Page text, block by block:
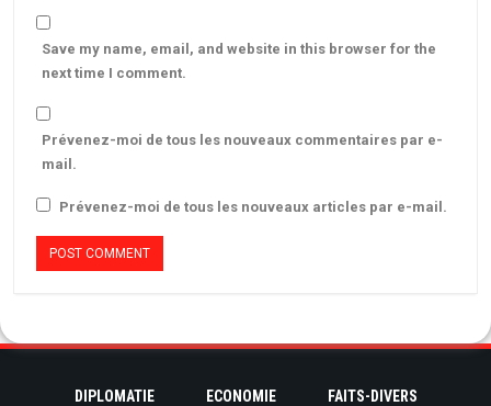
Save my name, email, and website in this browser for the
next time I comment.
Prévenez-moi de tous les nouveaux commentaires par e-
mail.
Prévenez-moi de tous les nouveaux articles par e-mail.
DIPLOMATIE ECONOMIE FAITS-DIVERS